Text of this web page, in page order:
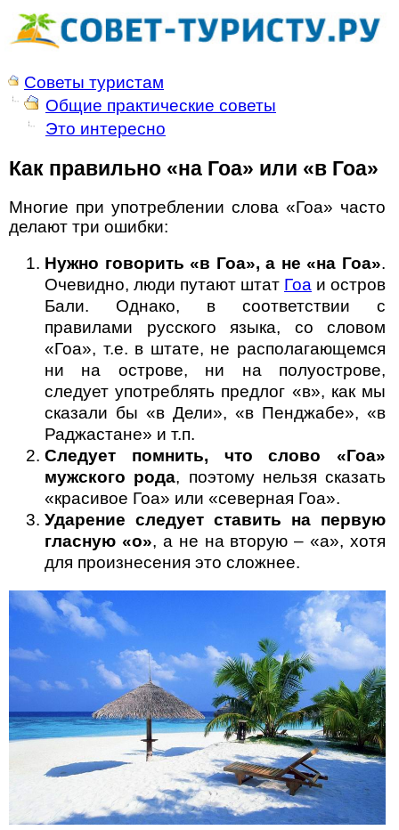
Советы туристам
Общие практические советы
Это интересно
Как правильно «на Гоа» или «в Гоа»
Многие при употреблении слова «Гоа» часто
делают три ошибки:
Нужно говорить «в Гоа», а не «на Гоа».
Очевидно, люди путают штат Гоа и остров
Бали. Однако, в соответствии с
правилами русского языка, со словом
«Гоа», т.е. в штате, не располагающемся
ни на острове, ни на полуострове,
следует употреблять предлог «в», как мы
сказали бы «в Дели», «в Пенджабе», «в
Раджастане» и т.п.
Следует помнить, что слово «Гоа»
мужского рода, поэтому нельзя сказать
«красивое Гоа» или «северная Гоа».
Ударение следует ставить на первую
гласную «о», а не на вторую – «а», хотя
для произнесения это сложнее.